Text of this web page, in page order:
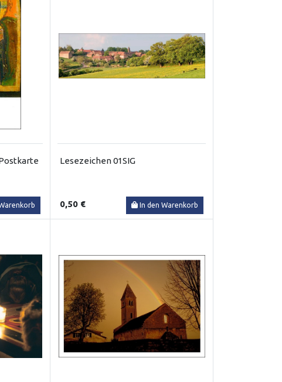
Lesezeichen 01SIG
0,50 € In den Warenkorb